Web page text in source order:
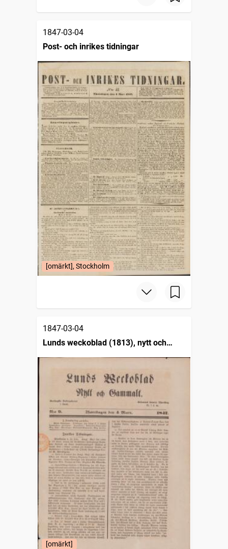
1847-03-04
Post- och inrikes tidningar
[omärkt], Stockholm
1847-03-04
Lunds weckoblad (1813), nytt och
gammalt
[omärkt]